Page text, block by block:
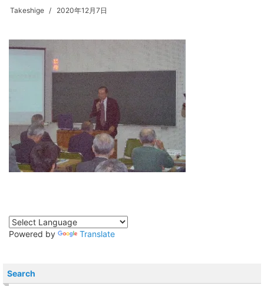
Takeshige 2020年12月7日
Powered by Translate
Search